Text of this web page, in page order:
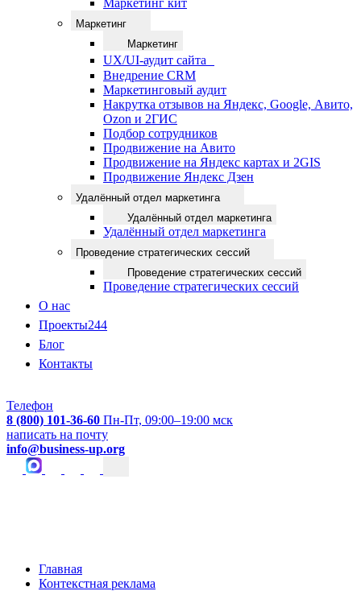
Маркетинг кит
Маркетинг
Маркетинг
UX/UI-аудит сайта
Внедрение CRM
Маркетинговый аудит
Накрутка отзывов на Яндекс, Google, Авито,
Ozon и 2ГИС
Подбор сотрудников
Продвижение на Авито
Продвижение на Яндекс картах и 2GIS
Продвижение Яндекс Дзен
Удалённый отдел маркетинга
Удалённый отдел маркетинга
Удалённый отдел маркетинга
Проведение стратегических сессий
Проведение стратегических сессий
Проведение стратегических сессий
О нас
Проекты244
Блог
Контакты
Телефон
8 (800) 101-36-60 Пн-Пт, 09:00–19:00 мск
написать на почту
info@business-up.org
Главная
Контекстная реклама